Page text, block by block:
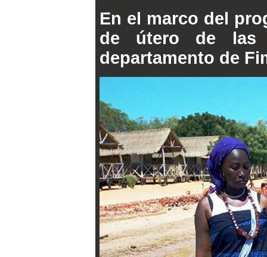
En el marco del
de útero de las
departamento de